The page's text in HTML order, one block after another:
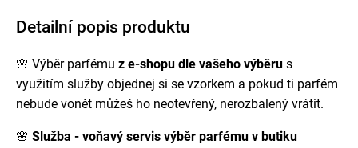
Detailní popis produktu
🌸 Výběr parfému z e-shopu dle vašeho výběru s
využitím služby objednej si se vzorkem a pokud ti parfém
nebude vonět můžeš ho neotevřený, nerozbalený vrátit.
🌸 Služba - voňavý servis výběr parfému v butiku